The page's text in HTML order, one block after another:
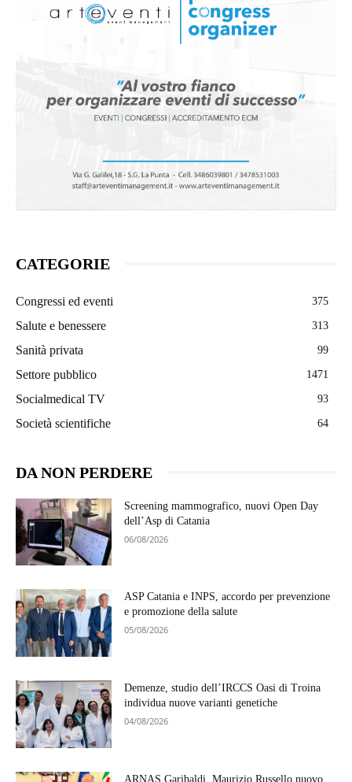
CATEGORIE
Congressi ed eventi 375
Salute e benessere 313
Sanità privata 99
Settore pubblico 1471
Socialmedical TV 93
Società scientifiche 64
DA NON PERDERE
Screening mammografico, nuovi Open Day
dell’Asp di Catania
06/08/2026
ASP Catania e INPS, accordo per prevenzione
e promozione della salute
05/08/2026
Demenze, studio dell’IRCCS Oasi di Troina
individua nuove varianti genetiche
04/08/2026
ARNAS Garibaldi, Maurizio Russello nuovo